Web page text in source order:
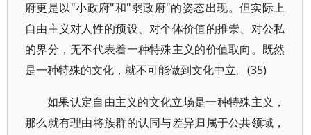
府更是以"小政府"和"弱政府"的姿态出现。但实际上
自由主义对人性的预设、对个体价值的推崇、对公私
的界分，无不代表着一种特殊主义的价值取向。既然
是一种特殊的文化，就不可能做到文化中立。(35)
如果认定自由主义的文化立场是一种特殊主义，
那么就有理由将族群的认同与差异归属于公共领域，